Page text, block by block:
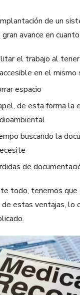
de un
avance en
el trabajo al
en el mismo
espacio
de esta forma la
buscando la
de
todo, tenemos que
estas ventajas, lo